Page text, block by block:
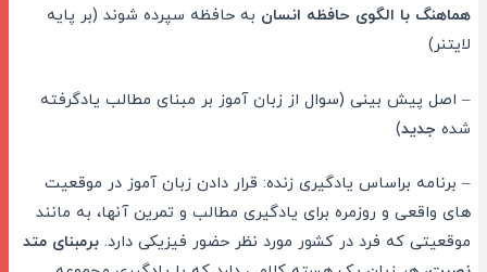
هماهنگ با الگوی حافظه انسانبه حافظه سپرده شوند (بر پایه
لایتنر)
– اصل پیش بینی (سوال از زبان آموز بر مبنای مطالب یادگرفته
شده جدید)
– برنامه براساس یادگیری زنده: قرار دادن زبان آموز در موقعیت
های واقعی و روزمره برای یادگیری مطالب و تمرین آنها، به مانند
موقعیتی که فرد در کشور مورد نظر حضور فیزیکی دارد. برمبنای متد